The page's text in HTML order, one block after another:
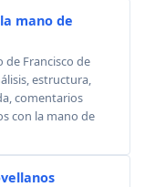
mano de
de Francisco de
estructura,
comentarios
con la mano de